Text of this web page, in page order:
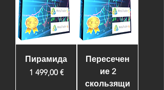
Пирамида
Цена
1 499,00 €
Пересечен
ие 2
скользящи